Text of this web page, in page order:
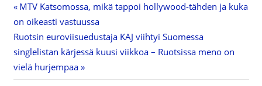
Artikkelien
selaus
Previous
Post:
MTV Katsomossa, mikä tappoi hollywood-tähden ja kuka
on oikeasti vastuussa
Next
Post:
Ruotsin euroviisuedustaja KAJ viihtyi Suomessa
singlelistan kärjessä kuusi viikkoa – Ruotsissa meno on
vielä hurjempaa